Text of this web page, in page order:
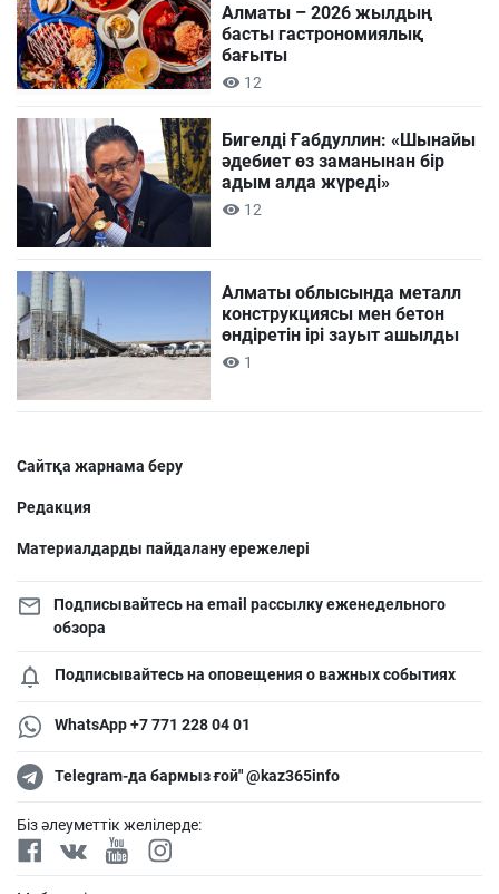
Алматы – 2026 жылдың
басты гастрономиялық
бағыты
12
Бигелді Ғабдуллин: «Шынайы
әдебиет өз заманынан бір
адым алда жүреді»
12
Алматы облысында металл
конструкциясы мен бетон
өндіретін ірі зауыт ашылды
1
Сайтқа жарнама беру
Редакция
Материалдарды пайдалану ережелері
Подписывайтесь на email рассылку еженедельного
обзора
Подписывайтесь на оповещения о важных событиях
WhatsApp +7 771 228 04 01
Telegram-да бармыз ғой" @kaz365info
Біз әлеуметтік желілерде: